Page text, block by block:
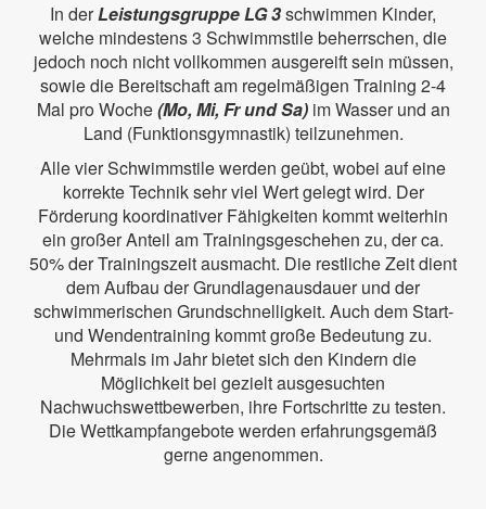
In derLeistungsgruppe LG 3schwimmen Kinder,
welche mindestens 3 Schwimmstile beherrschen, die
jedoch noch nicht vollkommen ausgereift sein müssen,
sowie die Bereitschaft am regelmäßigen Training 2-4
Mal pro Woche(Mo, Mi, Fr und Sa)im Wasser und an
Land (Funktionsgymnastik) teilzunehmen.
Alle vier Schwimmstile werden geübt, wobei auf eine
korrekte Technik sehr viel Wert gelegt wird. Der
Förderung koordinativer Fähigkeiten kommt weiterhin
ein großer Anteil am Trainingsgeschehen zu, der ca.
50% der Trainingszeit ausmacht. Die restliche Zeit dient
dem Aufbau der Grundlagenausdauer und der
schwimmerischen Grundschnelligkeit. Auch dem Start-
und Wendentraining kommt große Bedeutung zu.
Mehrmals im Jahr bietet sich den Kindern die
Möglichkeit bei gezielt ausgesuchten
Nachwuchswettbewerben, ihre Fortschritte zu testen.
Die Wettkampfangebote werden erfahrungsgemäß
gerne angenommen.